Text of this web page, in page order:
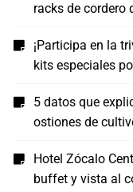
racks de cordero
¡Participa en la
kits especiales
5 datos que
ostiones de
Hotel Zócalo
buffet y vista al